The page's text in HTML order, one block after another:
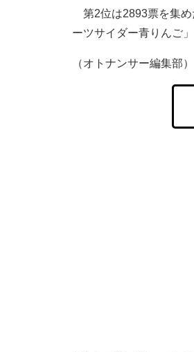
第2位は2893票を集め
ーツサイダー青りんご」
（オトナンサー編集部）